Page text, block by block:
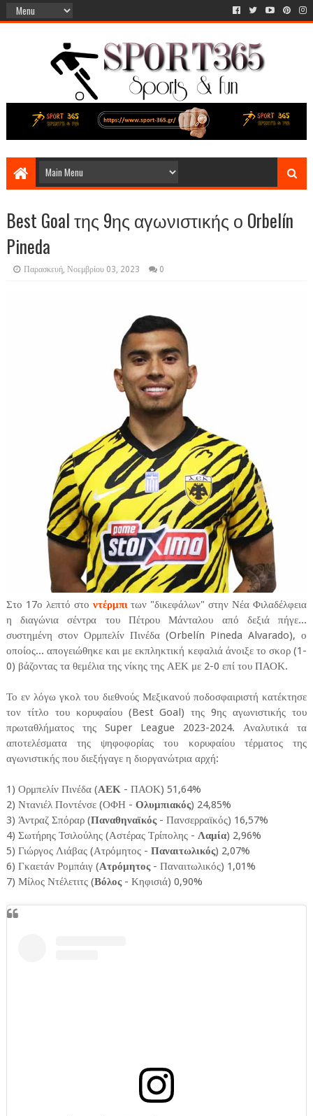
Best Goal της 9ης αγωνιστικής ο Orbelín
Pineda
Παρασκευή, Νοεμβρίου 03, 2023 0
Στο 17ο λεπτό στο ντέρμπιτων "δικεφάλων" στην Νέα Φιλαδέλφεια
η διαγώνια σέντρα του Πέτρου Μάνταλου από δεξιά πήγε...
συστημένη στον Ορμπελίν Πινέδα (Orbelín Pineda Alvarado), ο
οποίος... απογειώθηκε και με εκπληκτική κεφαλιά άνοιξε το σκορ (1-
0) βάζοντας τα θεμέλια της νίκης της ΑΕΚ με 2-0 επί του ΠΑΟΚ.
Το εν λόγω γκολ του διεθνούς Μεξικανού ποδοσφαιριστή κατέκτησε
τον τίτλο του κορυφαίου (Best Goal) της 9ης αγωνιστικής του
πρωταθλήματος της Super League 2023-2024. Αναλυτικά τα
αποτελέσματα της ψηφοφορίας του κορυφαίου τέρματος της
αγωνιστικής που διεξήγαγε η διοργανώτρια αρχή:
1) Ορμπελίν Πινέδα (ΑΕΚ- ΠΑΟΚ) 51,64%
2) Ντανιέλ Ποντένσε (ΟΦΗ - Ολυμπιακός) 24,85%
3) Άντραζ Σπόραρ (Παναθηναϊκός- Πανσερραϊκός) 16,57%
4) Σωτήρης Τσιλούλης (Αστέρας Τρίπολης - Λαμία) 2,96%
5) Γιώργος Λιάβας (Ατρόμητος - Παναιτωλικός) 2,07%
6) Γκαετάν Ρομπάιγ (Ατρόμητος- Παναιτωλικός) 1,01%
7) Μίλος Ντέλετιτς (Βόλος- Κηφισιά) 0,90%